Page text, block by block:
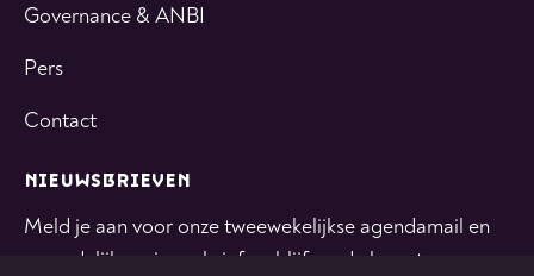
Governance & ANBI
Pers
Contact
NIEUWSBRIEVEN
Meld je aan voor onze tweewekelijkse agendamail en
maandelijkse nieuwsbrief en blijf op de hoogte.